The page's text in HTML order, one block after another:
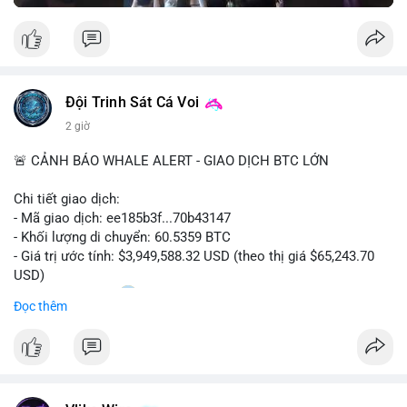
Đội Trinh Sát Cá Voi
2 giờ
🚨 CẢNH BÁO WHALE ALERT - GIAO DỊCH BTC LỚN
Chi tiết giao dịch:
- Mã giao dịch: ee185b3f...70b43147
- Khối lượng di chuyển: 60.5359 BTC
- Giá trị ước tính: $3,949,588.32 USD (theo thị giá $65,243.70
USD)
- Thời gian: 15:20
Nhận định phân tích:
Khối lượng 60.5 BTC trị giá gần 4 triệu USD được di chuyển
Đọc thêm